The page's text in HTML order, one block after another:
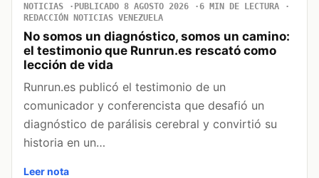
NOTICIAS PUBLICADO 8 AGOSTO 2026
6 MIN DE LECTURA
REDACCIÓN NOTICIAS VENEZUELA
No somos un diagnóstico, somos un camino:
el testimonio que Runrun.es rescató como
lección de vida
Runrun.es publicó el testimonio de un
comunicador y conferencista que desafió un
diagnóstico de parálisis cerebral y convirtió su
historia en un…
Leer nota